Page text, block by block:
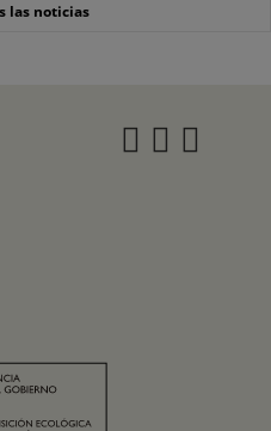
las noticias